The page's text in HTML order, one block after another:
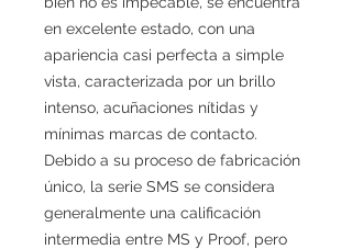
en excelente estado, con una
apariencia casi perfecta a simple
vista, caracterizada por un brillo
intenso, acuñaciones nítidas y
mínimas marcas de contacto.
Debido a su proceso de fabricación
único, la serie SMS se considera
generalmente una calificación
intermedia entre MS y Proof, pero